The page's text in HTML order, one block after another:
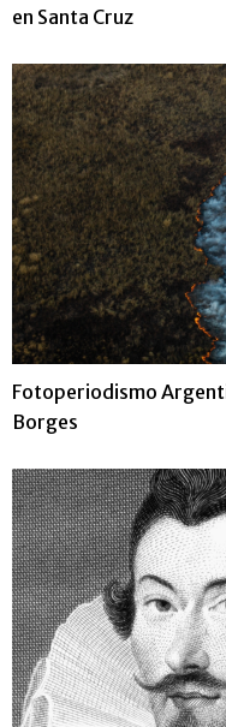
en Santa Cruz
Fotoperiodismo
Borges